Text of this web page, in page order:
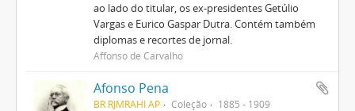
ao lado do titular, os ex-presidentes Getúlio
Vargas e Eurico Gaspar Dutra. Contém também
diplomas e recortes de jornal.
Affonso de Carvalho
Afonso Pena
BR RJMRAHI AP Coleção 1885 - 1909